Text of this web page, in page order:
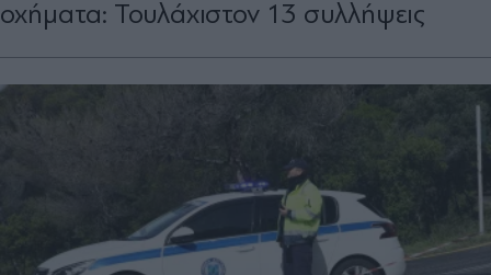
οχήματα: Τουλάχιστον 13 συλλήψεις